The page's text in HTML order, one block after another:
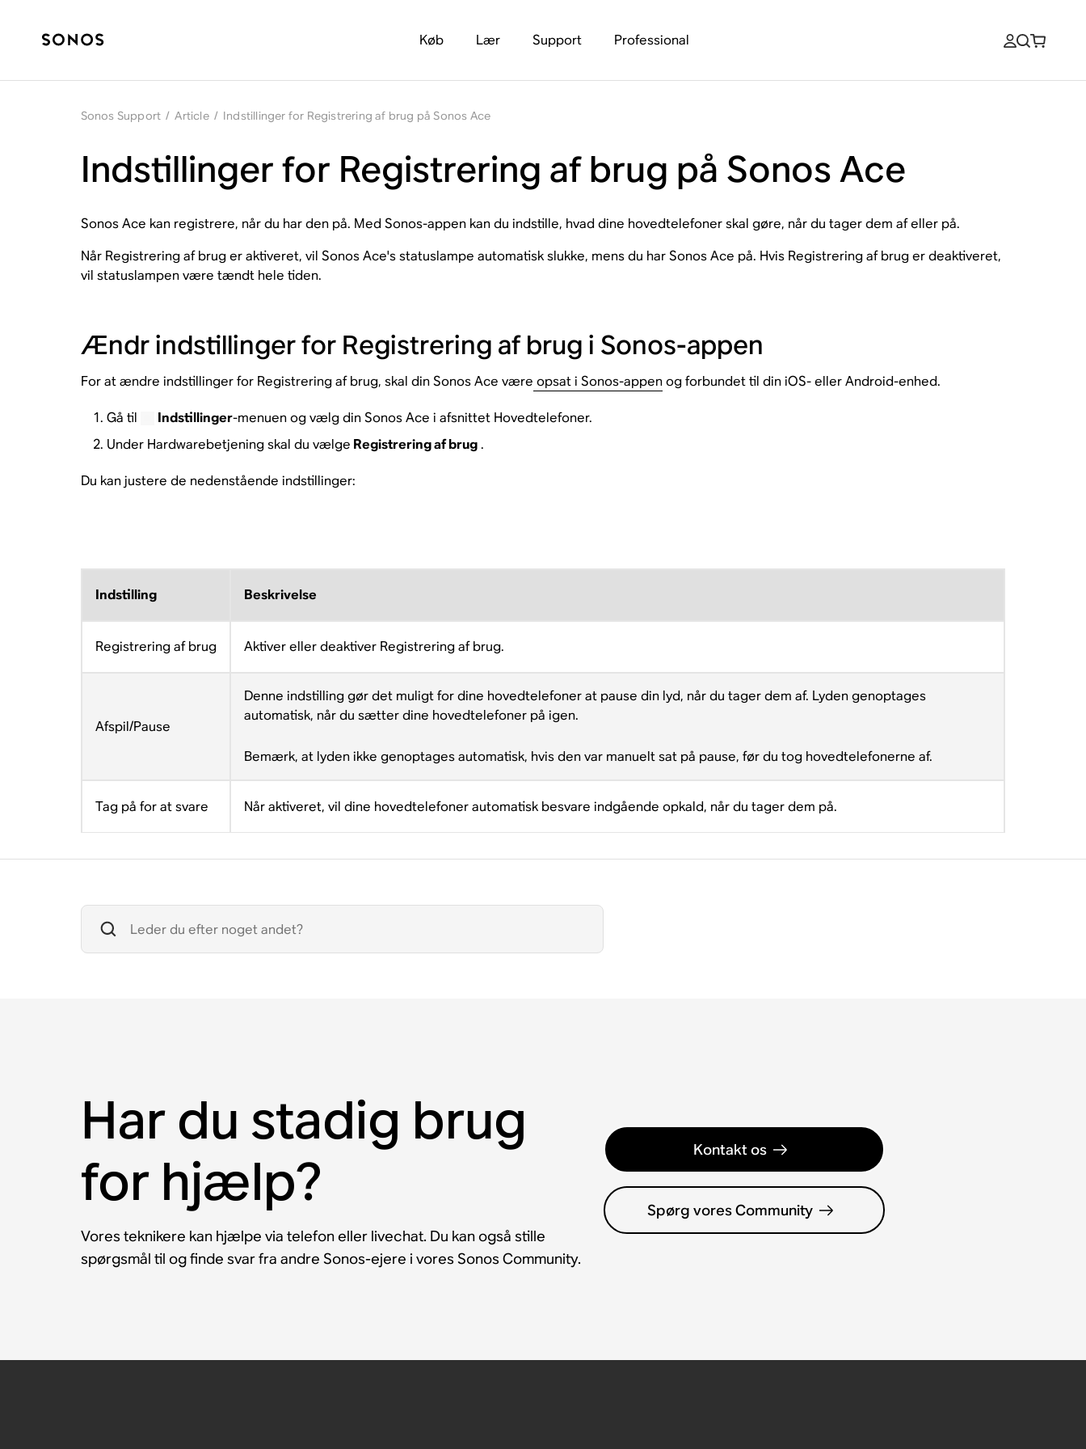
Køb Lær Support Professional
Sonos Support / Article / Indstillinger for Registrering af brug på Sonos Ace
Indstillinger for Registrering af brug på Sonos Ace
Sonos Ace kan registrere, når du har den på. Med Sonos-appen kan du indstille, hvad dine hovedtelefoner skal gøre, når du tager dem af eller på.
Når Registrering af brug er aktiveret, vil Sonos Ace's statuslampe automatisk slukke, mens du har Sonos Ace på. Hvis Registrering af brug er deaktiveret,
vil statuslampen være tændt hele tiden.
Ændr indstillinger for Registrering af brug i Sonos-appen
For at ændre indstillinger for Registrering af brug, skal din Sonos Ace være opsat i Sonos-appenog forbundet til din iOS- eller Android-enhed.
Gå til Indstillinger-menuen og vælg din Sonos Ace i afsnittet Hovedtelefoner.
Under Hardwarebetjening skal du vælge Registrering af brug.
Du kan justere de nedenstående indstillinger:
Indstilling Beskrivelse
Registrering af brug Aktiver eller deaktiver Registrering af brug.
Afspil/Pause
Denne indstilling gør det muligt for dine hovedtelefoner at pause din lyd, når du tager dem af. Lyden genoptages
automatisk, når du sætter dine hovedtelefoner på igen.
Bemærk, at lyden ikke genoptages automatisk, hvis den var manuelt sat på pause, før du tog hovedtelefonerne af.
Tag på for at svare Når aktiveret, vil dine hovedtelefoner automatisk besvare indgående opkald, når du tager dem på.
Har du stadig brug
for hjælp?
Vores teknikere kan hjælpe via telefon eller livechat. Du kan også stille
spørgsmål til og finde svar fra andre Sonos-ejere i vores Sonos Community.
Kontakt os
Spørg vores Community